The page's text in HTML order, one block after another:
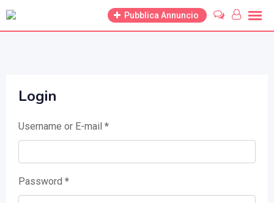
Skip
Pubblica Annuncio
Login
Username or E-mail *
Password *